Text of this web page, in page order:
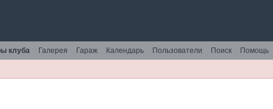
Помощь
Поиск
Пользователи
Календарь
Гараж
Галерея
клуба